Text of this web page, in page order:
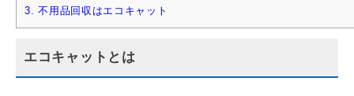
3. 不用品回収はエコキャット
エコキャットとは